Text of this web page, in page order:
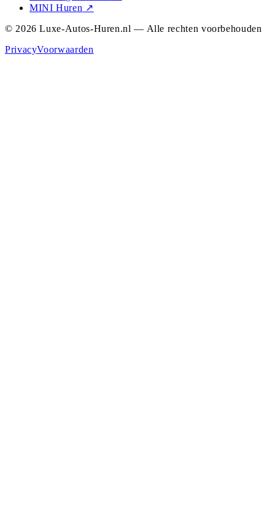
MINI Huren ↗
© 2026 Luxe-Autos-Huren.nl — Alle rechten voorbehouden
PrivacyVoorwaarden